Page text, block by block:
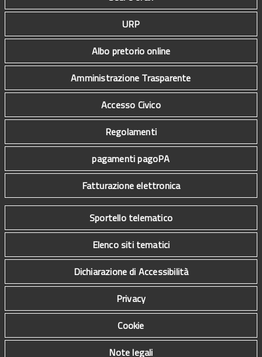
URP
Albo pretorio online
Amministrazione Trasparente
Accesso Civico
Regolamenti
pagamenti pagoPA
Fatturazione elettronica
Sportello telematico
Elenco siti tematici
Dichiarazione di Accessibilità
Privacy
Cookie
Note legali